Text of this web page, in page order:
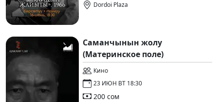
Dordoi Plaza
Саманчынын жолу
(Материнское поле)
Кино
23 ИЮН ВТ 18:30
200 сом